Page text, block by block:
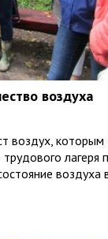
воздуха
воздух, которым
лагеря
воздуха